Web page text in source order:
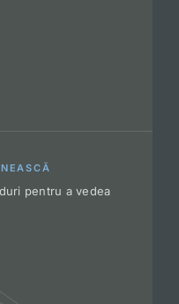
pentru a vedea